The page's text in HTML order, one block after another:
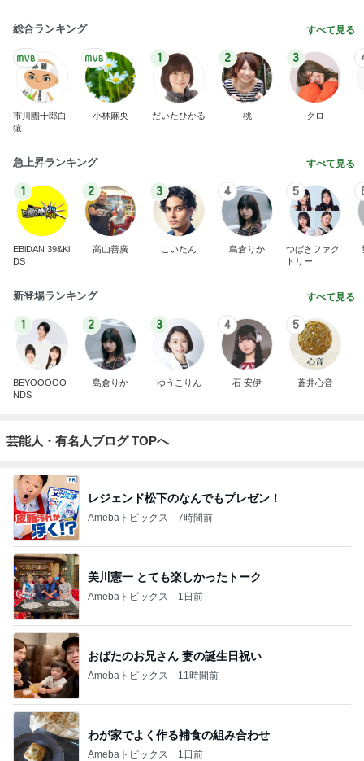
総合ランキング すべて見る
市川團十郎白
猿
小林麻央
1
だいたひかる
2
桃
3
クロ
急上昇ランキング すべて見る
1
EBiDAN 39&Ki
DS
2
高山善廣
3
こいたん
4
島倉りか
5
つばきファク
トリー
新登場ランキング すべて見る
1
BEYOOOOO
NDS
2
島倉りか
3
ゆうこりん
4
石 安伊
5
蒼井心音
芸能人・有名人ブログ TOPへ
レジェンド松下のなんでもプレゼン！
Amebaトピックス 7時間前
美川憲一 とても楽しかったトーク
Amebaトピックス 1日前
おばたのお兄さん 妻の誕生日祝い
Amebaトピックス 11時間前
わが家でよく作る補食の組み合わせ
Amebaトピックス 1日前